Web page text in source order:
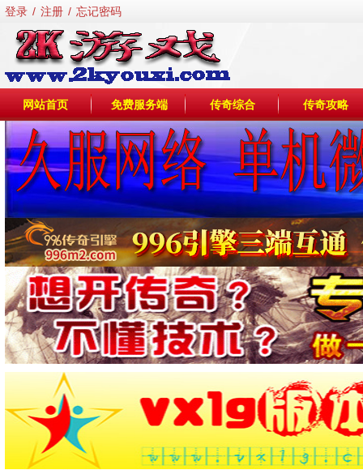
登录 / 注册 / 忘记密码
网站首页 免费服务端 传奇综合 传奇攻略